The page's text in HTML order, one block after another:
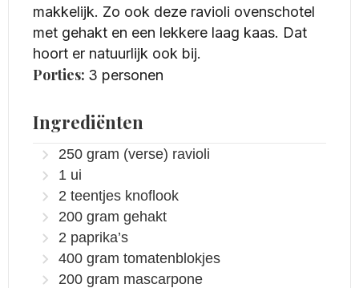
makkelijk. Zo ook deze ravioli ovenschotel
met gehakt en een lekkere laag kaas. Dat
hoort er natuurlijk ook bij.
Porties: 3 personen
Ingrediënten
250 gram (verse) ravioli
1 ui
2 teentjes knoflook
200 gram gehakt
2 paprika’s
400 gram tomatenblokjes
200 gram mascarpone